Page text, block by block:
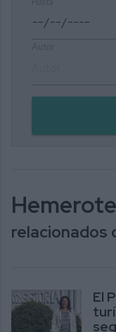
relacionados
El